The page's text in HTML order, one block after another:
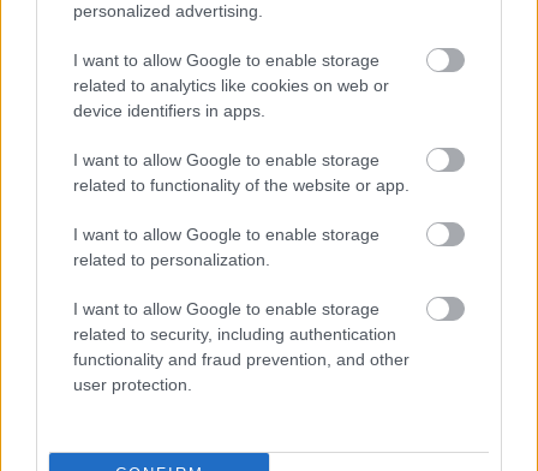
personalized advertising.
I want to allow Google to enable storage
related to analytics like cookies on web or
device identifiers in apps.
I want to allow Google to enable storage
related to functionality of the website or app.
I want to allow Google to enable storage
related to personalization.
I want to allow Google to enable storage
related to security, including authentication
functionality and fraud prevention, and other
user protection.
Exkluzív: A magyar válogatottat
választaná a Manchester City fiatalja
- a háttér
válogatottak élén. Kiderül, kik azok a külföldön játszó
fiatalok, akik adott esetben felmerülhetnek a magyar
U17-es Európa-bajnokságról is. Németh Antal, az
utánpótlás-válogatottak szakmai vezetője
tájékoztatta honlapunkat a legfrissebb
fejleményekről.
Elolvasom